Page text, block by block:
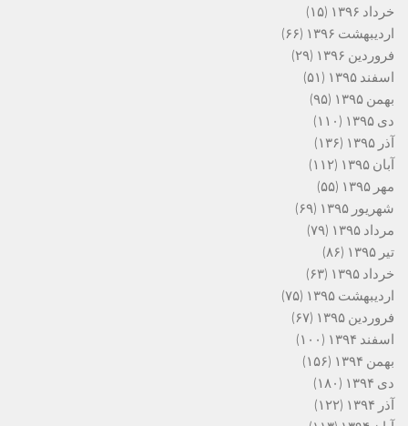
خرداد ۱۳۹۶
(۱۵)
اردیبهشت ۱۳۹۶
(۶۶)
فروردین ۱۳۹۶
(۲۹)
اسفند ۱۳۹۵
(۵۱)
بهمن ۱۳۹۵
(۹۵)
دی ۱۳۹۵
(۱۱۰)
آذر ۱۳۹۵
(۱۳۶)
آبان ۱۳۹۵
(۱۱۲)
مهر ۱۳۹۵
(۵۵)
شهریور ۱۳۹۵
(۶۹)
مرداد ۱۳۹۵
(۷۹)
تیر ۱۳۹۵
(۸۶)
خرداد ۱۳۹۵
(۶۳)
اردیبهشت ۱۳۹۵
(۷۵)
فروردین ۱۳۹۵
(۶۷)
اسفند ۱۳۹۴
(۱۰۰)
بهمن ۱۳۹۴
(۱۵۶)
دی ۱۳۹۴
(۱۸۰)
آذر ۱۳۹۴
(۱۲۲)